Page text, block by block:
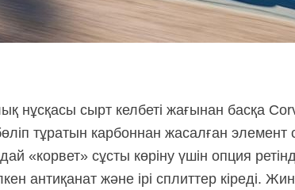
нұсқасы сырт келбеті жағынан басқа
тұратын карбоннан жасалған
«корвет» сұсты көріну үшін опция
антиқанат және ірі сплиттер кіреді.